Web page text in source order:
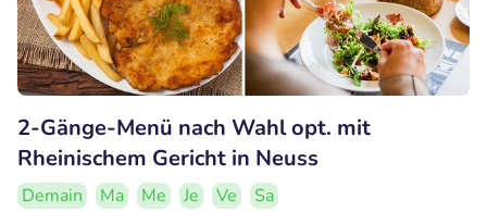
2-Gänge-Menü nach Wahl opt. mit
Rheinischem Gericht in Neuss
Demain Ma Me Je Ve
Sa